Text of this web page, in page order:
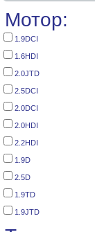
Мотор:
1.9DCI
1.6HDI
2.0JTD
2.5DCI
2.0DCI
2.0HDI
2.2HDI
1.9D
2.5D
1.9TD
1.9JTD